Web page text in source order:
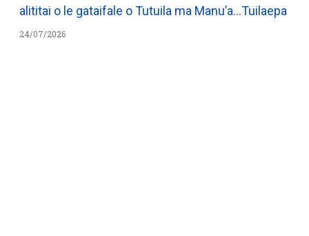
alititai o le gataifale o Tutuila ma Manu’a…Tuilaepa
24/07/2026